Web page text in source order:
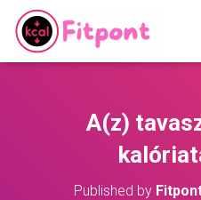
A(z)
Published by